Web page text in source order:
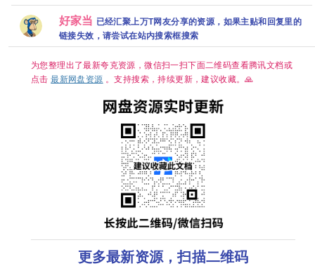
最新 夸克
张艺谋监
制，王菲献
唱 夸克
1080P
资源分享
好家当 已经汇聚上万T网友分享的资源，如果主贴和回复里的
链接失效，请尝试在站内搜索框搜索
为您整理出了最新夸克资源，微信扫一扫下面二维码查看腾讯文档或
点击最新网盘资源 。支持搜索，持续更新，建议收藏。🙏
更多最新资源，扫描二维码